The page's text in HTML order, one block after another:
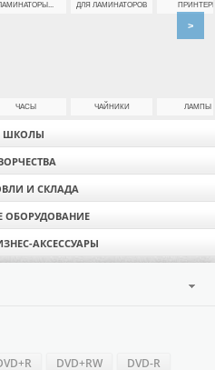
ШКОЛЫ
И СКЛАДА
ОБОРУДОВАНИЕ
АКСЕССУАРЫ
ДЛЯ ЛАМИНАТОРОВ
ЧАСЫ ЧАЙНИКИ ЛАМПЫ
>
DVD+RW
DVD-R